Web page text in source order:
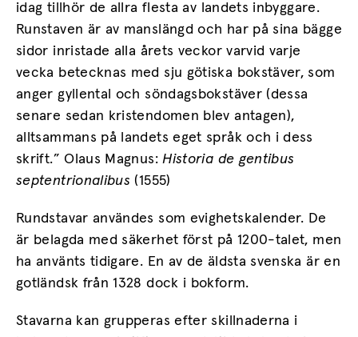
idag tillhör de allra flesta av landets inbyggare.
Runstaven är av manslängd och har på sina bägge
sidor inristade alla årets veckor varvid varje
vecka betecknas med sju götiska bokstäver, som
anger gyllental och söndagsbokstäver (dessa
senare sedan kristendomen blev antagen),
alltsammans på landets eget språk och i dess
skrift.” Olaus Magnus:Historia de gentibus
septentrionalibus (1555)
Rundstavar användes som evighetskalender. De
är belagda med säkerhet först på 1200-talet, men
ha använts tidigare. En av de äldsta svenska är en
gotländsk från 1328 dock i bokform.
Stavarna kan grupperas efter skillnaderna i